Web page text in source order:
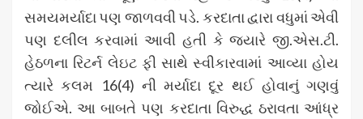
સમયમર્યાદા પણ જાળવવી પડે. કરદાતા દ્વારા વધુમાં એવી
પણ દલીલ કરવામાં આવી હતી કે જ્યારે જી.એસ.ટી.
હેઠળના રિટર્ન લેઇટ ફી સાથે સ્વીકારવામાં આવ્યા હોય
ત્યારે કલમ 16(4) ની મર્યાદા દૂર થઈ હોવાનું ગણવું
જોઈએ. આ બાબતે પણ કરદાતા વિરુદ્ધ ઠરાવતા આંધ્ર